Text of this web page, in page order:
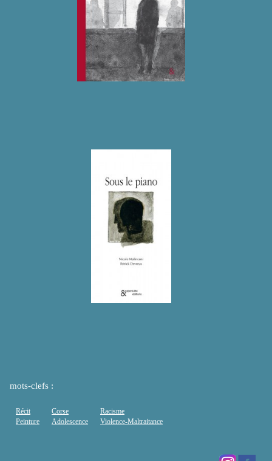
mots-clefs :
Récit
Peinture
Corse
Adolescence
Racisme
Violence-Maltraitance